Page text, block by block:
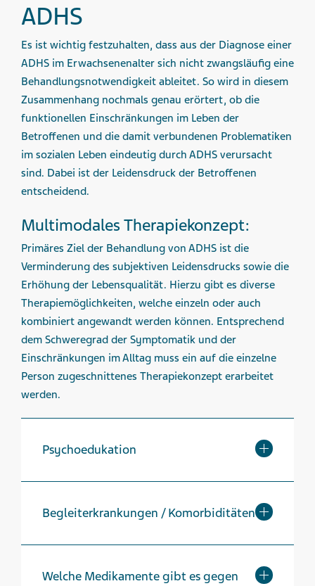
ADHS
Es ist wichtig festzuhalten, dass aus der Diagnose einer
ADHS im Erwachsenenalter sich nicht zwangsläufig eine
Behandlungsnotwendigkeit ableitet. So wird in diesem
Zusammenhang nochmals genau erörtert, ob die
funktionellen Einschränkungen im Leben der
Betroffenen und die damit verbundenen Problematiken
im sozialen Leben eindeutig durch ADHS verursacht
sind. Dabei ist der Leidensdruck der Betroffenen
entscheidend.
Multimodales Therapiekonzept:
Primäres Ziel der Behandlung von ADHS ist die
Verminderung des subjektiven Leidensdrucks sowie die
Erhöhung der Lebensqualität. Hierzu gibt es diverse
Therapiemöglichkeiten, welche einzeln oder auch
kombiniert angewandt werden können. Entsprechend
dem Schweregrad der Symptomatik und der
Einschränkungen im Alltag muss ein auf die einzelne
Person zugeschnittenes Therapiekonzept erarbeitet
werden.
Psychoedukation
Begleiterkrankungen / Komorbiditäten
Welche Medikamente gibt es gegen